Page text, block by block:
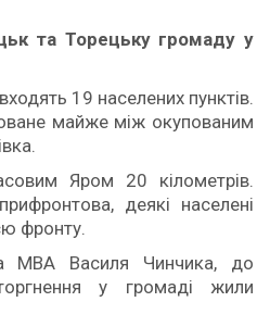
та Торецьку громаду у
19 населених пунктів.
майже між окупованим
Яром 20 кілометрів.
деякі населені
фронту.
МВА Василя Чинчика, до
у громаді жили